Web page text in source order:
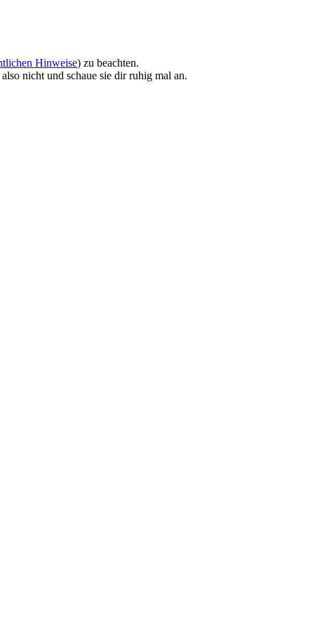
Hinweise) zu beachten.
nicht und schaue sie dir ruhig mal an.